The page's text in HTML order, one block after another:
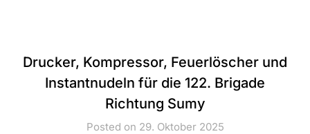
Drucker, Kompressor, Feuerlöscher und
Instantnudeln für die 122. Brigade
Richtung Sumy
Posted on 29. Oktober 2025